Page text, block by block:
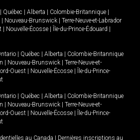
Québec Alberta Colombie-Britannique
Nouveau-Brunswick
Terre-Neuve-et-Labrador
Nouvelle-Écosse Île-du-Prince-Édouard
Québec Alberta
Colombie-Britannique
Nouveau-Brunswick
Terre-Neuve-et-
Ouest Nouvelle-Écosse
Île-du-Prince-
Québec Alberta
Colombie-Britannique
Nouveau-Brunswick
Terre-Neuve-et-
Ouest Nouvelle-Écosse
Île-du-Prince-
au Canada
Dernières inscriptions au